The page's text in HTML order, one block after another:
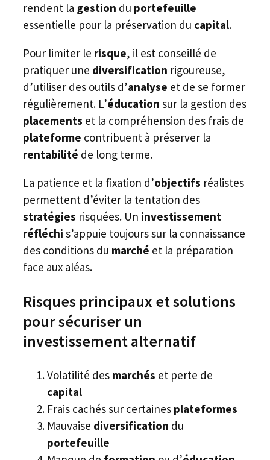
rendent la gestion du portefeuille
essentielle pour la préservation du capital.
Pour limiter le risque, il est conseillé de
pratiquer une diversification rigoureuse,
d’utiliser des outils d’analyse et de se former
régulièrement. L’éducation sur la gestion des
placements et la compréhension des frais de
plateforme contribuent à préserver la
rentabilité de long terme.
La patience et la fixation d’objectifs réalistes
permettent d’éviter la tentation des
stratégies risquées. Un investissement
réfléchi s’appuie toujours sur la connaissance
des conditions du marché et la préparation
face aux aléas.
Risques principaux et solutions
pour sécuriser un
investissement alternatif
Volatilité des marchés et perte de
capital
Frais cachés sur certaines plateformes
Mauvaise diversification du
portefeuille